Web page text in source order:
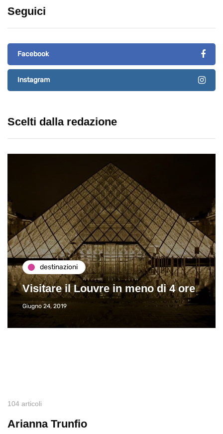
Seguici
Facebook
Instagram
Scelti dalla redazione
destinazioni
Visitare il Louvre in meno di 4 ore
Giugno 24, 2019
104 articoli
Arianna Trunfio